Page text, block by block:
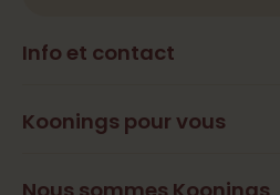
Info et contact
Questions fréquemment posées
Contact, adresse et itinéraire
Koonings pour vous
Beauté